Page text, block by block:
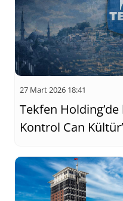
27 Mart 2026 18:41
Tekfen
Kontrol Can